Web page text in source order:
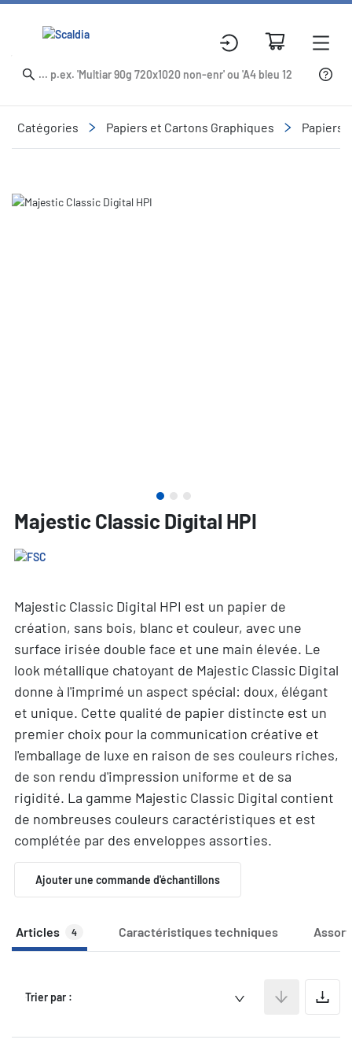
Catégories Papiers et Cartons Graphiques Papiers
Slide 1 of 3
Majestic Classic Digital HPI
Majestic Classic Digital HPI est un papier de
création, sans bois, blanc et couleur, avec une
surface irisée double face et une main élevée. Le
look métallique chatoyant de Majestic Classic Digital
donne à l'imprimé un aspect spécial: doux, élégant
et unique. Cette qualité de papier distincte est un
premier choix pour la communication créative et
l'emballage de luxe en raison de ses couleurs riches,
de son rendu d'impression uniforme et de sa
rigidité. La gamme Majestic Classic Digital contient
de nombreuses couleurs caractéristiques et est
complétée par des enveloppes assorties.
Ajouter une commande d'échantillons
Articles 4 Caractéristiques techniques
Trier par :